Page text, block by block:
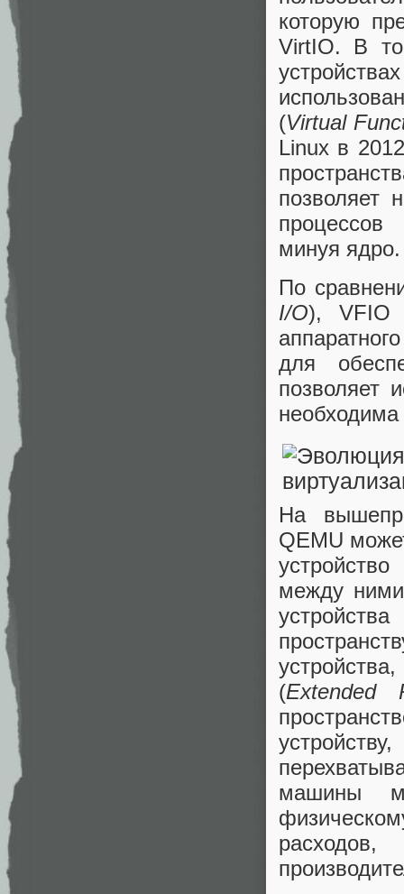
которую
VirtIO. В
(Virtual
Linux в
позволяет
процессов
минуя
По
I/O), VFIO
для
позволяет
необходима
На
QEMU
между
(Extended
машины